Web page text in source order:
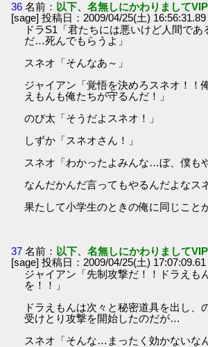
36 名前： 以下、名無しにかわりまして
[sage] 投稿日：2009/04/25(土)
ドラS1「君たちには悪いけど人間であ
だ…死んでもらうよ」
スネオ「そんなあ～」
ジャイアン「覚悟を決めろスネオ！！
えもんも俺たちが守るんだ！」
のび太「そうだよスネオ！」
しずか「スネオさん！」
スネオ「わかったよみんな…ぼ、僕も
なんだかんだ言ってもやるんだよなス
果たして小学生のときの俺に同じこと
37 名前： 以下、名無しにかわりまして
[sage] 投稿日：2009/04/25(土)
ジャイアン「先制攻撃だ！！ドラえも
を！！」
ドラえもんは次々と秘密道具を出し、
受けとり攻撃を開始したのだが…
スネオ「そんな…まったく効かないな